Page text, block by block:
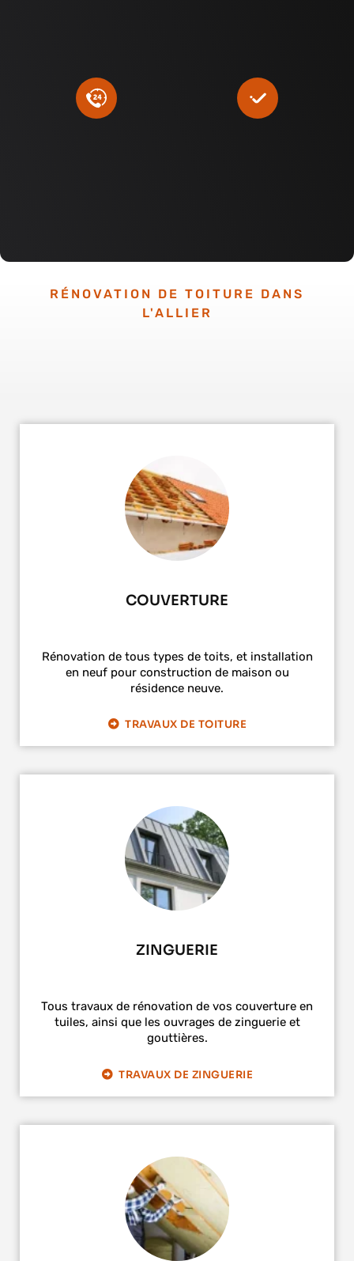
RÉNOVATION DE TOITURE DANS
L'ALLIER
COUVERTURE
Rénovation de tous types de toits, et installation
en neuf pour construction de maison ou
résidence neuve.
TRAVAUX DE TOITURE
ZINGUERIE
Tous travaux de rénovation de vos couverture en
tuiles, ainsi que les ouvrages de zinguerie et
gouttières.
TRAVAUX DE ZINGUERIE